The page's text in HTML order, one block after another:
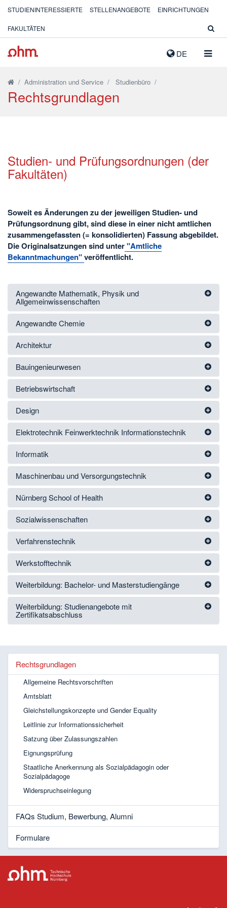
DE
STUDIENINTERESSIERTE STELLENANGEBOTE EINRICHTUNGEN
FAKULTÄTEN
/ Administration und Service / Studienbüro /
Rechtsgrundlagen
Studien- und Prüfungsordnungen (der
Fakultäten)
Soweit es Änderungen zu der jeweiligen Studien- und
Prüfungsordnung gibt, sind diese in einer nicht amtlichen
zusammengefassten (= konsolidierten) Fassung abgebildet.
Die Originalsatzungen sind unter"Amtliche
Bekanntmachungen"veröffentlicht.
Angewandte Mathematik, Physik und
Allgemeinwissenschaften
Angewandte Chemie
Architektur
Bauingenieurwesen
Betriebswirtschaft
Design
Elektrotechnik Feinwerktechnik Informationstechnik
Informatik
Maschinenbau und Versorgungstechnik
Nürnberg School of Health
Sozialwissenschaften
Verfahrenstechnik
Werkstofftechnik
Weiterbildung: Bachelor- und Masterstudiengänge
Weiterbildung: Studienangebote mit
Zertifikatsabschluss
Rechtsgrundlagen
Allgemeine Rechtsvorschriften
Amtsblatt
Gleichstellungskonzepte und Gender Equality
Leitlinie zur Informationssicherheit
Satzung über Zulassungszahlen
Eignungsprüfung
Staatliche Anerkennung als Sozialpädagogin oder
Sozialpädagoge
Widerspruchseinlegung
FAQs Studium, Bewerbung, Alumni
Formulare